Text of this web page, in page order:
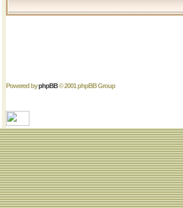
Powered byphpBB© 2001 phpBB Group